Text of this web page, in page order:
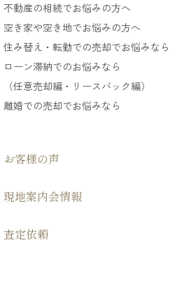
不動産の相続でお悩みの方へ
空き家や空き地でお悩みの方へ
住み替え・転勤での売却でお悩みなら
ローン滞納でのお悩みなら
（任意売却編・リースバック編）
離婚での売却でお悩みなら
お客様の声
現地案内会情報
査定依頼